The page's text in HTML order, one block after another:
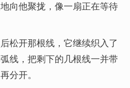
向他聚拢，像一扇正在等待
松开那根线，它继续织入了
线，把剩下的几根线一并带
分开。